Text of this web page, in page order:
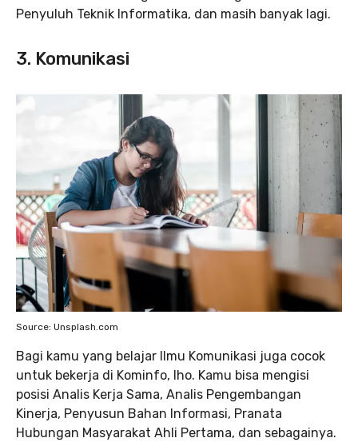
Penyuluh Teknik Informatika, dan masih banyak lagi.
3. Komunikasi
Source: Unsplash.com
Bagi kamu yang belajar Ilmu Komunikasi juga cocok
untuk bekerja di Kominfo, lho. Kamu bisa mengisi
posisi Analis Kerja Sama, Analis Pengembangan
Kinerja, Penyusun Bahan Informasi, Pranata
Hubungan Masyarakat Ahli Pertama, dan sebagainya.